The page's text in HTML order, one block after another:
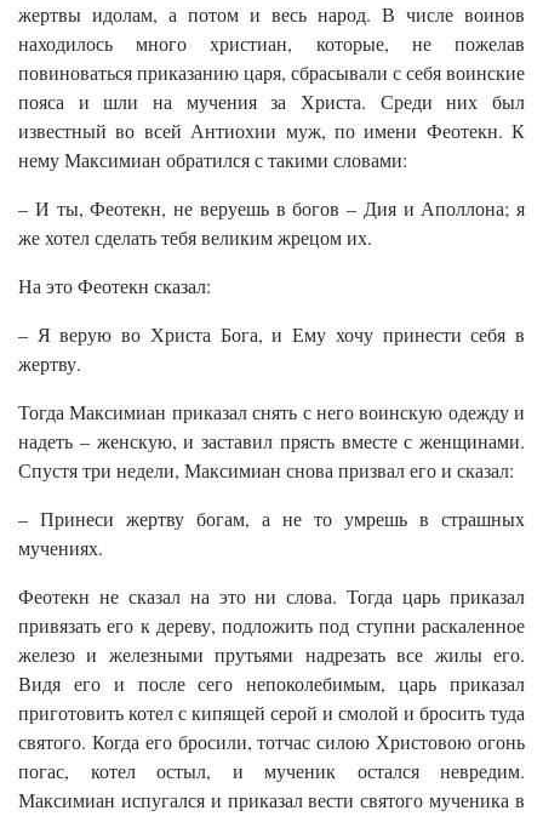
жертвы идолам, а потом и весь народ. В числе воинов
находилось много христиан, которые, не пожелав
повиноваться приказанию царя, сбрасывали с себя воинские
пояса и шли на мучения за Христа. Среди них был
известный во всей Антиохии муж, по имени Феотекн. К
нему Максимиан обратился с такими словами:
– И ты, Феотекн, не веруешь в богов – Дия и Аполлона; я
же хотел сделать тебя великим жрецом их.
На это Феотекн сказал:
– Я верую во Христа Бога, и Ему хочу принести себя в
жертву.
Тогда Максимиан приказал снять с него воинскую одежду и
надеть – женскую, и заставил прясть вместе с женщинами.
Спустя три недели, Максимиан снова призвал его и сказал:
– Принеси жертву богам, а не то умрешь в страшных
мучениях.
Феотекн не сказал на это ни слова. Тогда царь приказал
привязать его к дереву, подложить под ступни раскаленное
железо и железными прутьями надрезать все жилы его.
Видя его и после сего непоколебимым, царь приказал
приготовить котел с кипящей серой и смолой и бросить туда
святого. Когда его бросили, тотчас силою Христовою огонь
погас, котел остыл, и мученик остался невредим.
Максимиан испугался и приказал вести святого мученика в